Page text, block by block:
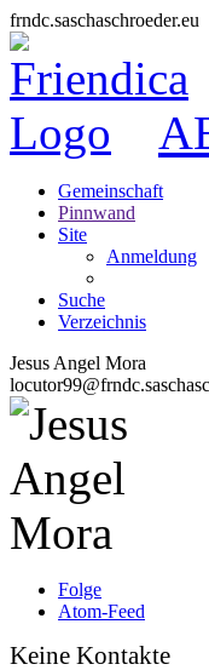
frndc.saschaschroeder.eu
Gemeinschaft
Pinnwand
Site
Anmeldung
Suche
Verzeichnis
Jesus Angel Mora
Folge
Atom-Feed
Keine Kontakte